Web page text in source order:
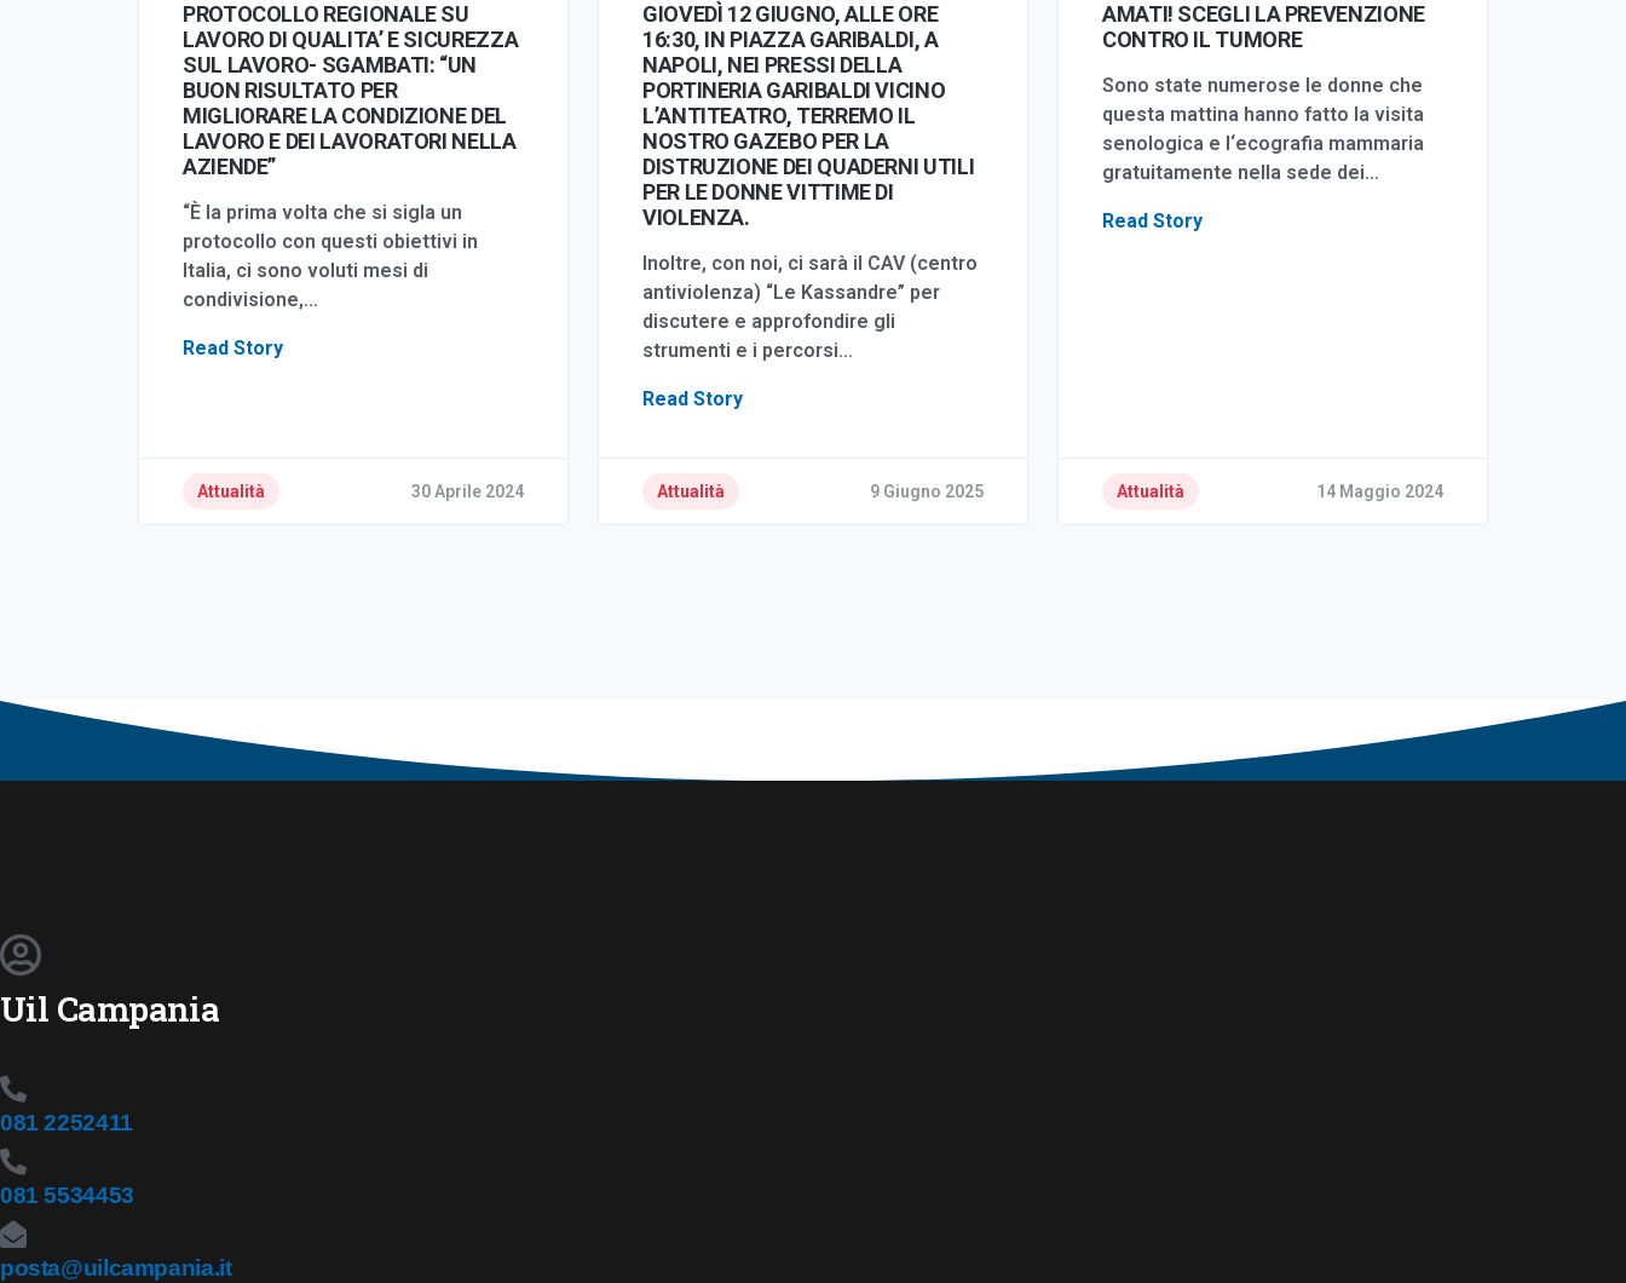
PROTOCOLLO REGIONALE SU
LAVORO DI QUALITA’ E SICUREZZA
SUL LAVORO- SGAMBATI: “UN
BUON RISULTATO PER
MIGLIORARE LA CONDIZIONE DEL
LAVORO E DEI LAVORATORI NELLA
AZIENDE”
“È la prima volta che si sigla un
protocollo con questi obiettivi in
Italia, ci sono voluti mesi di
condivisione,…
Read Story
Attualità 30 Aprile 2024
GIOVEDÌ 12 GIUGNO, ALLE ORE
16:30, IN PIAZZA GARIBALDI, A
NAPOLI, NEI PRESSI DELLA
PORTINERIA GARIBALDI VICINO
L’ANTITEATRO, TERREMO IL
NOSTRO GAZEBO PER LA
DISTRUZIONE DEI QUADERNI UTILI
PER LE DONNE VITTIME DI
VIOLENZA.
Inoltre, con noi, ci sarà il CAV (centro
antiviolenza) “Le Kassandre” per
discutere e approfondire gli
strumenti e i percorsi…
Read Story
Attualità 9 Giugno 2025
AMATI! SCEGLI LA PREVENZIONE
CONTRO IL TUMORE
Sono state numerose le donne che
questa mattina hanno fatto la visita
senologica e l‘ecografia mammaria
gratuitamente nella sede dei…
Read Story
Attualità 14 Maggio 2024
Uil Campania
081 2252411
081 5534453
posta@uilcampania.it